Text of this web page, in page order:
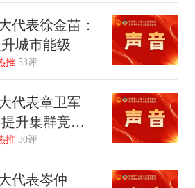
代表徐金苗：
城市能级
推 53评
代表章卫军
升集群竞争
推 30评
代表岑仲